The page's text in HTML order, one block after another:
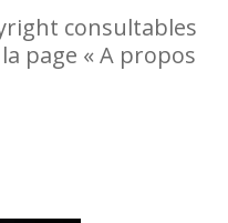
consultables
page « A propos